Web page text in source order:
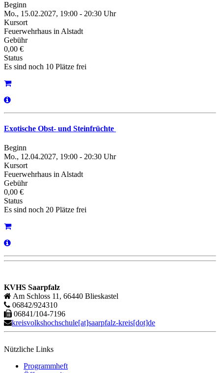
Beginn
Mo., 15.02.2027, 19:00 - 20:30 Uhr
Kursort
Feuerwehrhaus in Alstadt
Gebühr
0,00 €
Status
Es sind noch 10 Plätze frei
Exotische Obst- und Steinfrüchte
Beginn
Mo., 12.04.2027, 19:00 - 20:30 Uhr
Kursort
Feuerwehrhaus in Alstadt
Gebühr
0,00 €
Status
Es sind noch 20 Plätze frei
KVHS Saarpfalz
Am Schloss 11, 66440 Blieskastel
06842/924310
06841/104-7196
kreisvolkshochschule[at]saarpfalz-kreis[dot]de
Nützliche Links
Programmheft